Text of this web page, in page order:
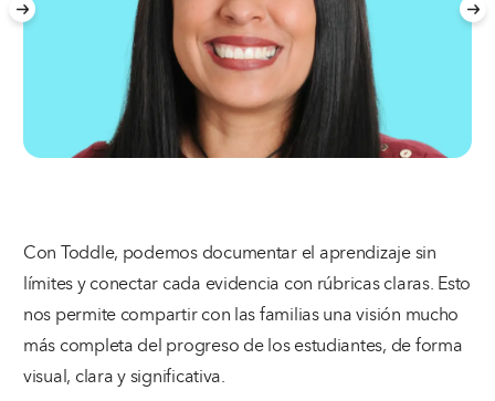
Con Toddle, podemos documentar el aprendizaje sin
límites y conectar cada evidencia con rúbricas claras. Esto
nos permite compartir con las familias una visión mucho
más completa del progreso de los estudiantes, de forma
visual, clara y significativa.